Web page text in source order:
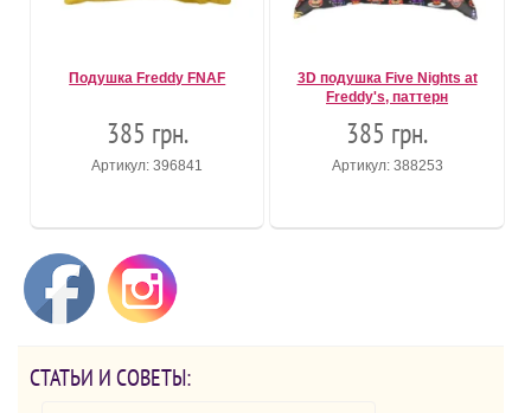
Подушка Freddy FNAF
385 грн.
Артикул: 396841
3D подушка Five Nights at
Freddy's, паттерн
385 грн.
Артикул: 388253
СТАТЬИ И СОВЕТЫ: